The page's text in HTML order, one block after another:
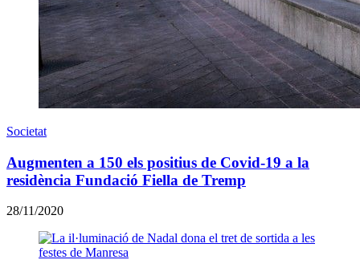
Societat
Augmenten a 150 els positius de Covid-19 a la
residència Fundació Fiella de Tremp
28/11/2020